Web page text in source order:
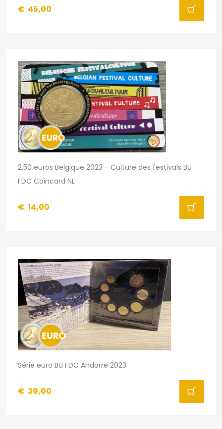
€ 45,00
2,50 euros Belgique 2023 - Culture des festivals BU
FDC Coincard NL
€ 14,00
Série euro BU FDC Andorre 2023
€ 39,00